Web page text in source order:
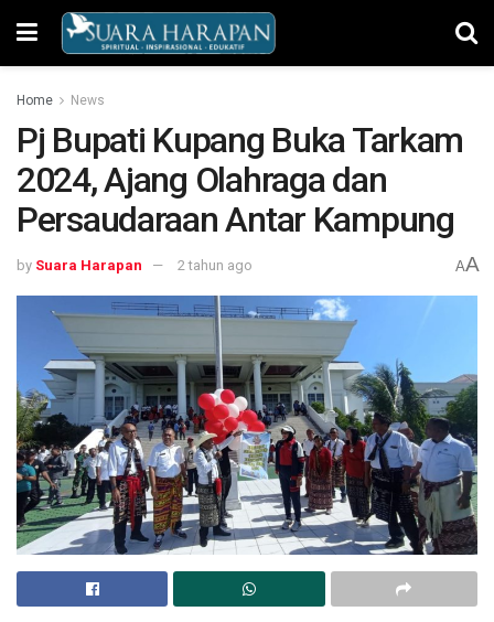
Home News
Pj Bupati Kupang Buka Tarkam
2024, Ajang Olahraga dan
Persaudaraan Antar Kampung
by Suara Harapan 2 tahun ago AA